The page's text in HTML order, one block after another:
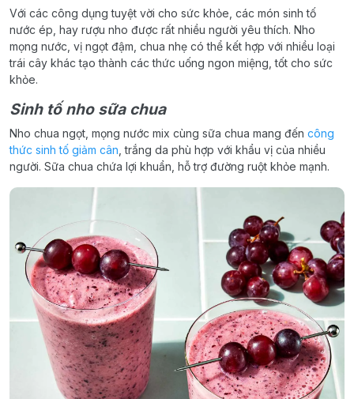
Với các công dụng tuyệt vời cho sức khỏe, các món sinh tố
nước ép, hay rượu nho được rất nhiều người yêu thích. Nho
mọng nước, vị ngọt đậm, chua nhẹ có thể kết hợp với nhiều loại
trái cây khác tạo thành các thức uống ngon miệng, tốt cho sức
khỏe.
Sinh tố nho sữa chua
Nho chua ngọt, mọng nước mix cùng sữa chua mang đến công
thức sinh tố giảm cân , trắng da phù hợp với khẩu vị của nhiều
người. Sữa chua chứa lợi khuẩn, hỗ trợ đường ruột khỏe mạnh.